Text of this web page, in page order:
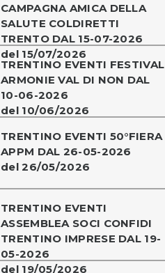
CAMPAGNA AMICA DELLA
SALUTE COLDIRETTI
TRENTO DAL 15-07-2026
del 15/07/2026
TRENTINO EVENTI FESTIVAL
ARMONIE VAL DI NON DAL
10-06-2026
del 10/06/2026
TRENTINO EVENTI 50°FIERA
APPM DAL 26-05-2026
del 26/05/2026
TRENTINO EVENTI
ASSEMBLEA SOCI CONFIDI
TRENTINO IMPRESE DAL 19-
05-2026
del 19/05/2026